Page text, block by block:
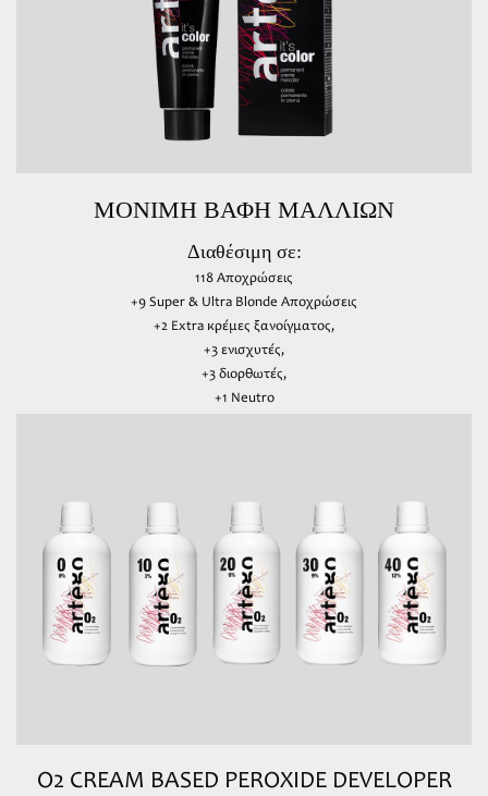
ΜΟΝΙΜΗ ΒΑΦΗ ΜΑΛΛΙΩΝ
Διαθέσιμη σε:
118 Αποχρώσεις
+9 Super & Ultra Blonde Αποχρώσεις
+2 Extra κρέμες ξανοίγματος,
+3 ενισχυτές,
+3 διορθωτές,
+1 Neutro
O2 CREAM BASED PEROXIDE DEVELOPER